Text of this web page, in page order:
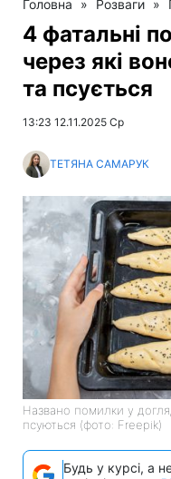
Головна » Розваги »
4 фатальні
через які
та псується
13:23 12.11.2025 Ср
ТЕТЯНА САМАРУК
Названо помилки у
псуються (фото: Freepik)
Будь у курсі, а